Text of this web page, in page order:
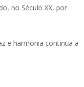
no Século XX, por
e harmonia continua a